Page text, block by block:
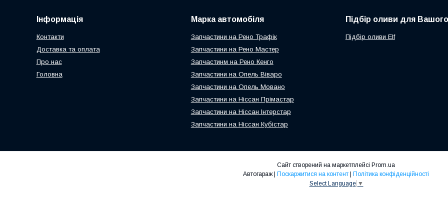
Інформація
Контакти
Доставка та оплата
Про нас
Головна
Марка автомобіля
Запчастини на Рено Трафік
Запчастини на Рено Мастер
Запчастинм на Рено Кенго
Запчастини на Опель Віваро
Запчастини на Опель Мовано
Запчастини на Ніссан Прімастар
Запчастини на Ніссан Інтерстар
Запчастини на Ніссан Кубістар
Підбір оливи для
Підбір оливи Elf
Сайт створений на маркетплейсі Prom.ua
Автогараж | Поскаржитися на контент | Політика конфіденційності
Select Language ▼